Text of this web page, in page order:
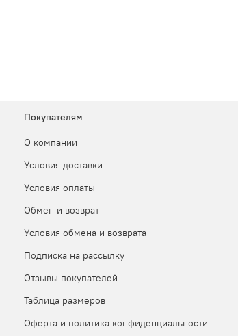
Покупателям
О компании
Условия доставки
Условия оплаты
Обмен и возврат
Условия обмена и возврата
Подписка на рассылку
Отзывы покупателей
Таблица размеров
Оферта и политика конфиденциальности